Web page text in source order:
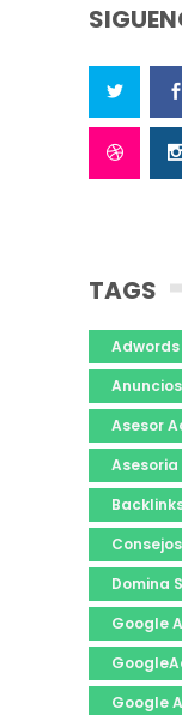
TAGS
Adwords
Asesor
Domina
Google
Google